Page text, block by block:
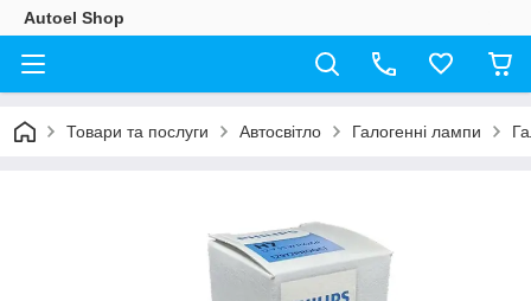
Autoel Shop
Товари та послуги Автосвітло Галогенні лампи